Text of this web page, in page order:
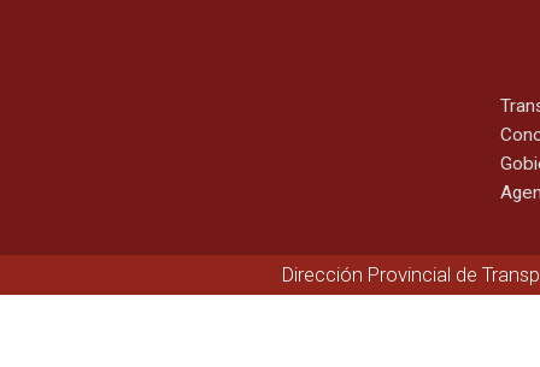
Dirección Provincial de